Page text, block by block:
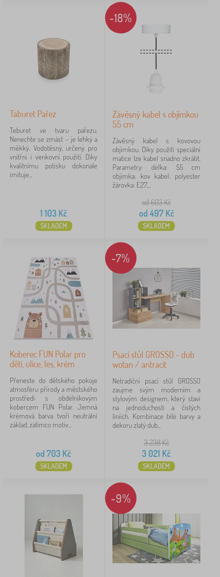
Taburet Pařez
Teburet ve tvaru pařezu.
Nenechte se zmást – je lehký a
měkký. Vodotěsný, určený pro
vnitřní i venkovní použití. Díky
kvalitnímu potisku dokonale
imituje...
1 103Kč
SKLADEM
-18%
Závěsný kabel s objímkou
55 cm
Závěsný kabel s kovovou
objímkou. Díky použití speciální
matice lze kabel snadno zkrátit.
Parametry: délka: 55 cm
objímka: kov kabel: polyester
žárovka: E27,...
od 603Kč
od 497Kč
SKLADEM
Koberec FUN Polar pro
děti, ulice, les, krém
Přeneste do dětského pokoje
atmosféru přírody a městského
prostředí s obdélníkovým
kobercem FUN Polar. Jemná
krémová barva tvoří neutrální
základ, zatímco motiv...
od 703 Kč
SKLADEM
-7%
Psací stůl GROSSO - dub
wotan / antracit
Netradiční psací stůl GROSSO
zaujme svým moderním a
stylovým designem, který staví
na jednoduchosti a čistých
liniích. Kombinace bílé barvy a
dekoru zlatý dub...
3 238Kč
3 021 Kč
SKLADEM
-9%